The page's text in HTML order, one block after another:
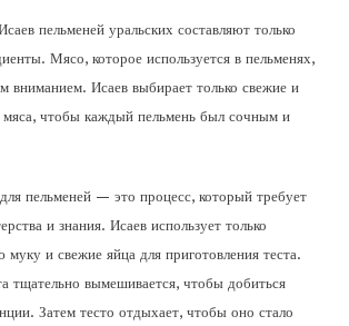
пельменей уральских составляют только
Мясо, которое используется в пельменях,
вниманием. Исаев выбирает только свежие и
мяса, чтобы каждый пельмень был сочным и
пельменей — это процесс, который требует
и знания. Исаев использует только
муку и свежие яйца для приготовления теста.
тщательно вымешивается, чтобы добиться
Затем тесто отдыхает, чтобы оно стало